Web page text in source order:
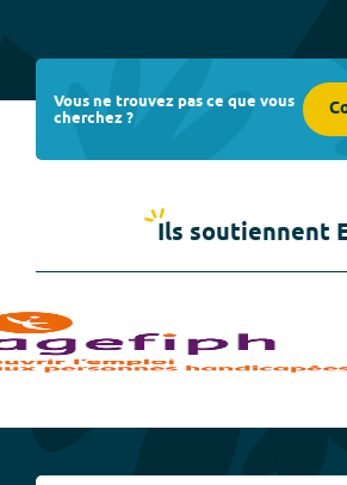
Vous ne trouvez pas ce que vous
cherchez ?
Ils soutiennent